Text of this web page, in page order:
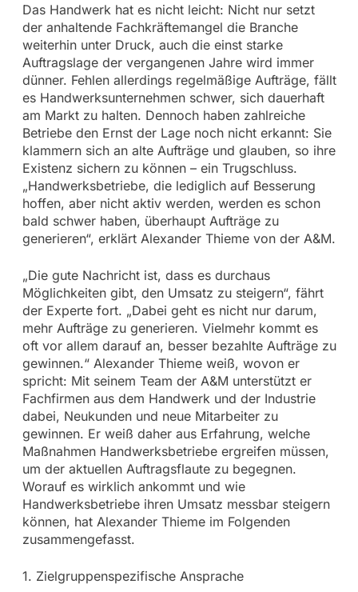
Das Handwerk hat es nicht leicht: Nicht nur setzt
der anhaltende Fachkräftemangel die Branche
weiterhin unter Druck, auch die einst starke
Auftragslage der vergangenen Jahre wird immer
dünner. Fehlen allerdings regelmäßige Aufträge, fällt
es Handwerksunternehmen schwer, sich dauerhaft
am Markt zu halten. Dennoch haben zahlreiche
Betriebe den Ernst der Lage noch nicht erkannt: Sie
klammern sich an alte Aufträge und glauben, so ihre
Existenz sichern zu können – ein Trugschluss.
„Handwerksbetriebe, die lediglich auf Besserung
hoffen, aber nicht aktiv werden, werden es schon
bald schwer haben, überhaupt Aufträge zu
generieren“, erklärt Alexander Thieme von der A&M.
„Die gute Nachricht ist, dass es durchaus
Möglichkeiten gibt, den Umsatz zu steigern“, fährt
der Experte fort. „Dabei geht es nicht nur darum,
mehr Aufträge zu generieren. Vielmehr kommt es
oft vor allem darauf an, besser bezahlte Aufträge zu
gewinnen.“ Alexander Thieme weiß, wovon er
spricht: Mit seinem Team der A&M unterstützt er
Fachfirmen aus dem Handwerk und der Industrie
dabei, Neukunden und neue Mitarbeiter zu
gewinnen. Er weiß daher aus Erfahrung, welche
Maßnahmen Handwerksbetriebe ergreifen müssen,
um der aktuellen Auftragsflaute zu begegnen.
Worauf es wirklich ankommt und wie
Handwerksbetriebe ihren Umsatz messbar steigern
können, hat Alexander Thieme im Folgenden
zusammengefasst.
1. Zielgruppenspezifische Ansprache